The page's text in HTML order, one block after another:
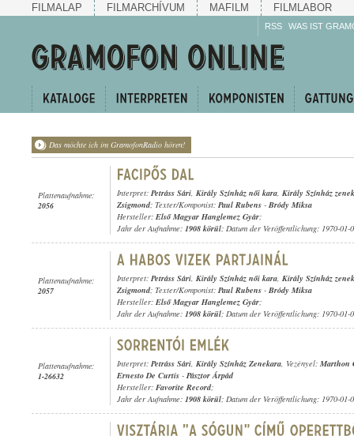
FILMALAP FILMARCHÍVUM MAFILM FILMLABOR
RSS WAS IST
Das möchte ich im GramofonRadio hören!
Plattenaufnahme:
2056
Interpret: Petráss Sári, Király Színház női kara, Király Színház
Zsigmond; Texter/Komponist: Paul Rubens - Bródy Miksa
Hersteller: Első Magyar Hanglemez Gyár;
Jahr der Aufnahme: 1908 körül; Datum der Veröffentlichung: 1970-01-
Plattenaufnahme:
2057
Interpret: Petráss Sári, Király Színház női kara, Király Színház
Zsigmond; Texter/Komponist: Paul Rubens - Bródy Miksa
Hersteller: Első Magyar Hanglemez Gyár;
Jahr der Aufnahme: 1908 körül; Datum der Veröffentlichung: 1970-01-
Plattenaufnahme:
1-26632
Interpret: Petráss Sári, Király Színház Zenekara, Vezényel: Marthon
Ernesto De Curtis - Pásztor Árpád
Hersteller: Favorite Record;
Jahr der Aufnahme: 1908 körül; Datum der Veröffentlichung: 1970-01-